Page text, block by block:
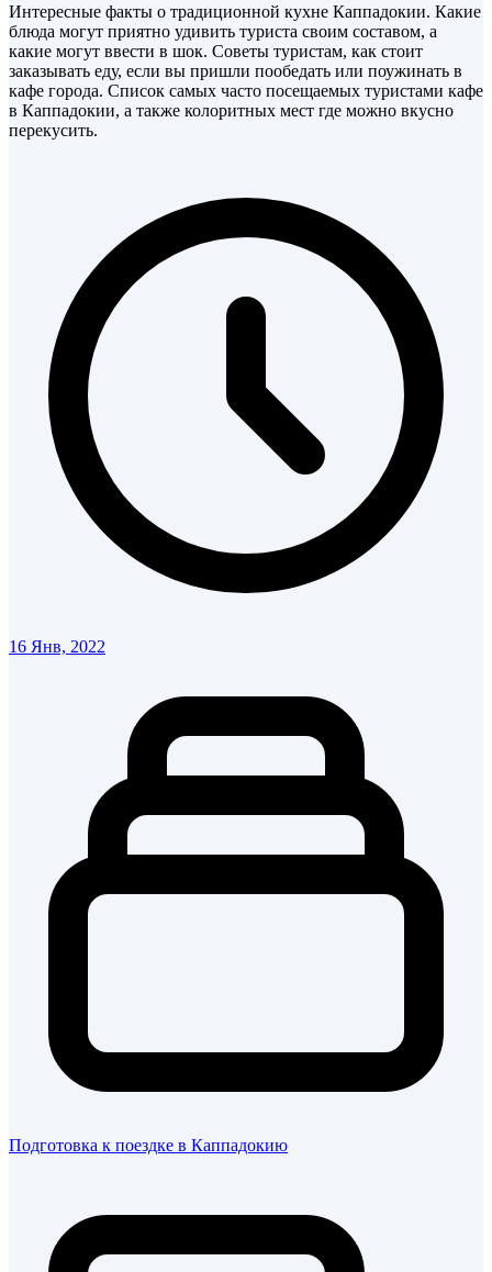
Интересные факты о традиционной кухне Каппадокии. Какие
блюда могут приятно удивить туриста своим составом, а
какие могут ввести в шок. Советы туристам, как стоит
заказывать еду, если вы пришли пообедать или поужинать в
кафе города. Список самых часто посещаемых туристами кафе
в Каппадокии, а также колоритных мест где можно вкусно
перекусить.
16 Янв, 2022
Подготовка к поездке в Каппадокию